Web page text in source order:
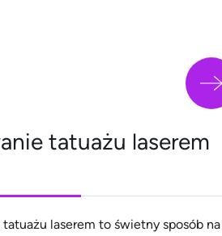
tatuażu laserem
tatuażu laserem to świetny sposób na